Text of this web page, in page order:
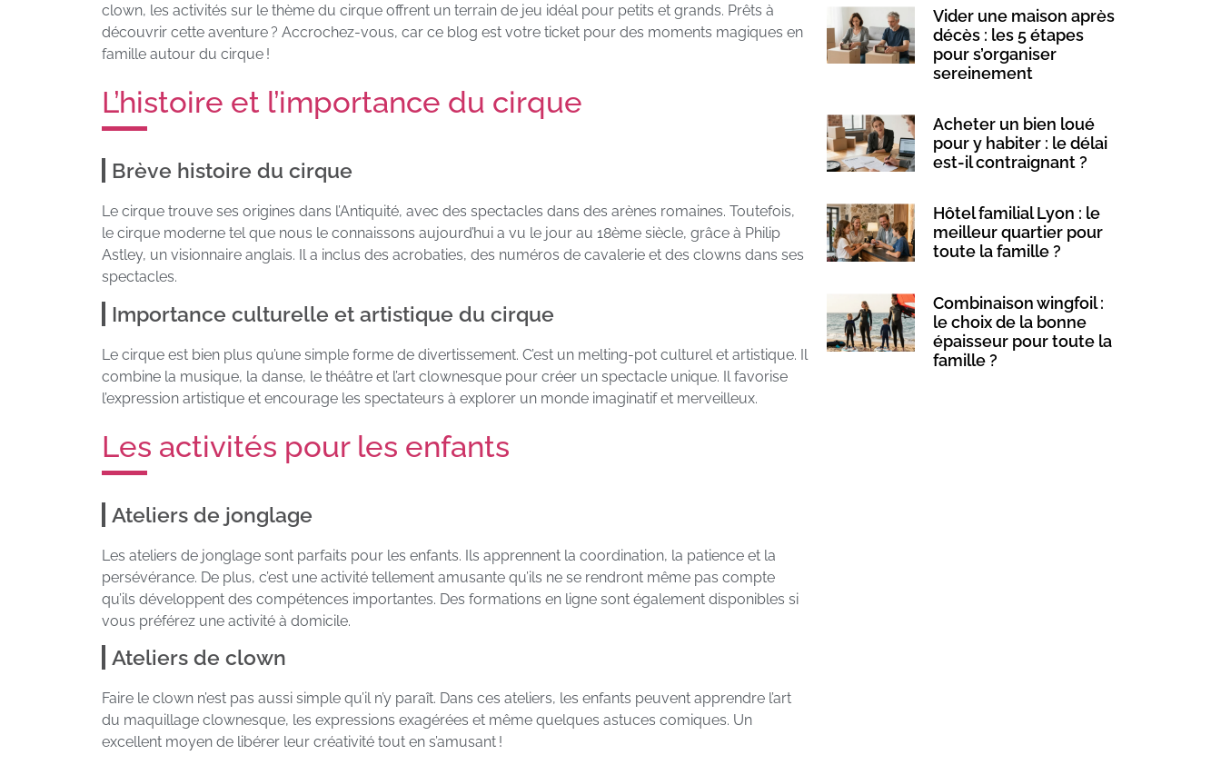
clown, les activités sur le thème du cirque offrent un terrain de jeu idéal pour petits et grands. Prêts à
découvrir cette aventure ? Accrochez-vous, car ce blog est votre ticket pour des moments magiques en
famille autour du cirque !
L’histoire et l’importance du cirque
Brève histoire du cirque
Le cirque trouve ses origines dans l’Antiquité, avec des spectacles dans des arènes romaines. Toutefois,
le cirque moderne tel que nous le connaissons aujourd’hui a vu le jour au 18ème siècle, grâce à Philip
Astley, un visionnaire anglais. Il a inclus des acrobaties, des numéros de cavalerie et des clowns dans ses
spectacles.
Importance culturelle et artistique du cirque
Le cirque est bien plus qu’une simple forme de divertissement. C’est un melting-pot culturel et artistique. Il
combine la musique, la danse, le théâtre et l’art clownesque pour créer un spectacle unique. Il favorise
l’expression artistique et encourage les spectateurs à explorer un monde imaginatif et merveilleux.
Les activités pour les enfants
Ateliers de jonglage
Les ateliers de jonglage sont parfaits pour les enfants. Ils apprennent la coordination, la patience et la
persévérance. De plus, c’est une activité tellement amusante qu’ils ne se rendront même pas compte
qu’ils développent des compétences importantes. Des formations en ligne sont également disponibles si
vous préférez une activité à domicile.
Ateliers de clown
Faire le clown n’est pas aussi simple qu’il n’y paraît. Dans ces ateliers, les enfants peuvent apprendre l’art
du maquillage clownesque, les expressions exagérées et même quelques astuces comiques. Un
excellent moyen de libérer leur créativité tout en s’amusant !
Vider une maison après
décès : les 5 étapes
pour s’organiser
sereinement
Acheter un bien loué
pour y habiter : le délai
est-il contraignant ?
Hôtel familial Lyon : le
meilleur quartier pour
toute la famille ?
Combinaison wingfoil :
le choix de la bonne
épaisseur pour toute la
famille ?